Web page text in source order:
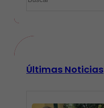
Últimas Noticias